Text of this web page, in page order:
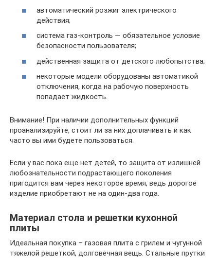
автоматический розжиг электрического
действия;
система газ-контроль — обязательное условие
безопасности пользователя;
действенная защита от детского любопытства;
некоторые модели оборудованы автоматикой
отключения, когда на рабочую поверхность
попадает жидкость.
Внимание! При наличии дополнительных функций
проанализируйте, стоит ли за них доплачивать и как
часто вы ими будете пользоваться.
Если у вас пока еще нет детей, то защита от излишней
любознательности подрастающего поколения
пригодится вам через некоторое время, ведь дорогое
изделие приобретают не на один-два года.
Материал стола и решетки кухонной
плиты
Идеальная покупка – газовая плита с грилем и чугунной
тяжелой решеткой, долговечная вещь. Стальные прутки